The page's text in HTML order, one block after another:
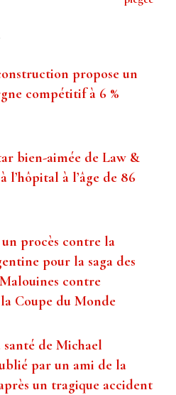
propose un
compétitif à 6 %
bien-aimée de Law &
l’hôpital à l’âge de 86
procès contre la
pour la saga des
contre
Coupe du Monde
de Michael
par un ami de la
un tragique accident